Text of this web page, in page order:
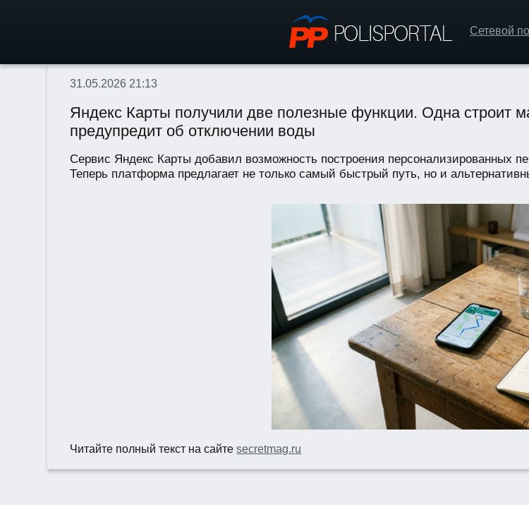
Сетевой
31.05.2026 21:13
Яндекс Карты получили две полезные функции. Одна строит
предупредит об отключении воды
Сервис Яндекс Карты добавил возможность построения персонализированных
Теперь платформа предлагает не только самый быстрый путь, но и
Читайте полный текст на сайтеsecretmag.ru